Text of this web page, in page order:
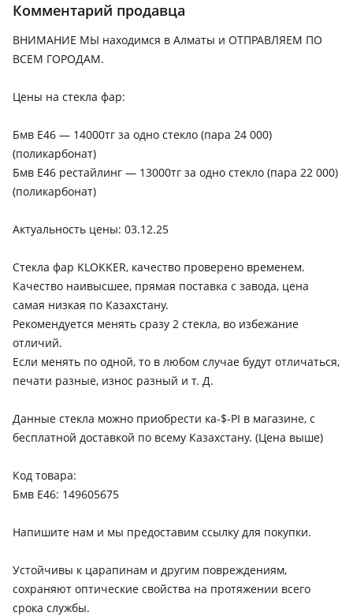
1990 - 2000 E36, 1998 - 2003 E46
BMW 325
1990 - 2000 E36, 1998 - 2003 E46, 2001 - 2006 E46 рестайлинг
BMW 328
BMW 330
1998 - 2003 E46, 2001 - 2006 E46 рестайлинг
Комментарий продавца
ВНИМАНИЕ МЫ находимся в Алматы и ОТПРАВЛЯЕМ ПО
ВСЕМ ГОРОДАМ.
Цены на стекла фар:
Бмв Е46 — 14000тг за одно стекло (пара 24 000)
(поликарбонат)
Бмв Е46 рестайлинг — 13000тг за одно стекло (пара 22 000)
(поликарбонат)
Актуальность цены: 03.12.25
Стекла фар KLOKKER, качество проверено временем.
Качество наивысшее, прямая поставка с завода, цена
самая низкая по Казахстану.
Рекомендуется менять сразу 2 стекла, во избежание
отличий.
Если менять по одной, то в любом случае будут отличаться,
печати разные, износ разный и т. Д.
Данные стекла можно приобрести ка-$-PI в магазине, c
бесплатной доставкой по всему Казахстану. (Цена выше)
Код товара:
Бмв Е46: 149605675
Напишите нам и мы предоставим ссылку для покупки.
Устойчивы к царапинам и другим повреждениям,
сохраняют оптические свойства на протяжении всего
срока службы.